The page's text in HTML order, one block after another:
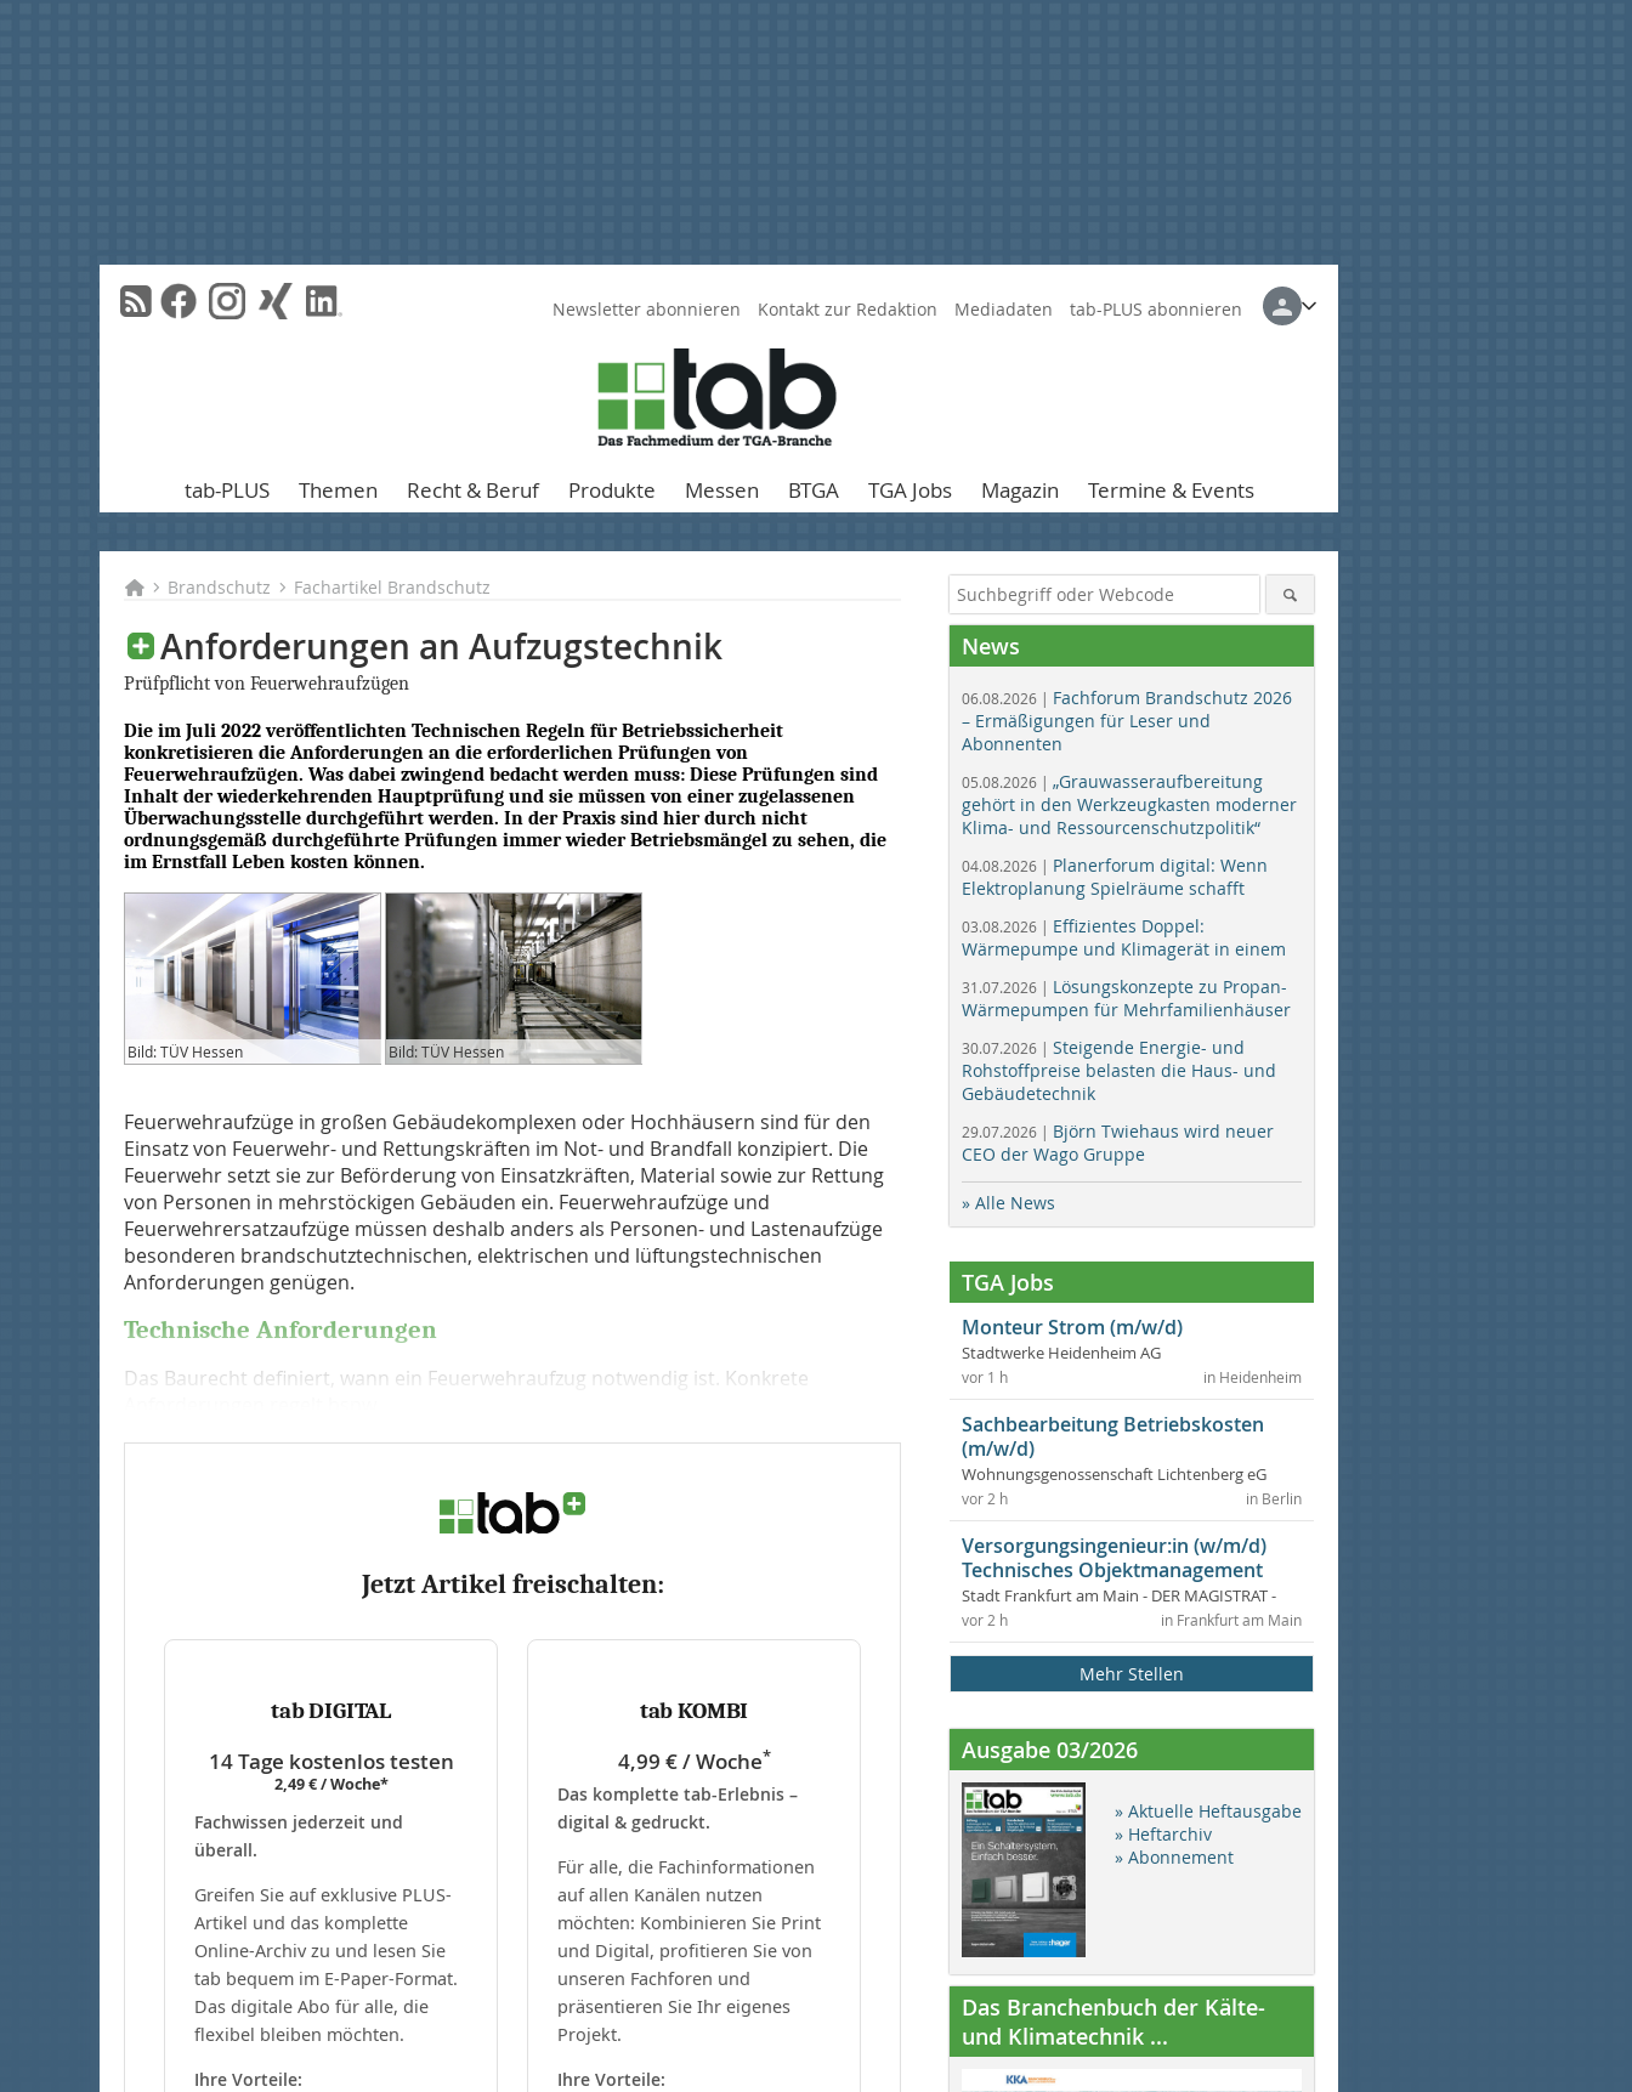
Newsletter abonnieren Kontakt zur Redaktion Mediadaten tab-PLUS abonnieren
tab-PLUS Themen Recht & Beruf Produkte Messen BTGA TGA Jobs Magazin Termine & Events
Brandschutz Fachartikel Brandschutz
Anforderungen an Aufzugstechnik
Prüfpflicht von Feuerwehraufzügen
Die im Juli 2022 veröffentlichten Technischen Regeln für Betriebssicherheit
konkretisieren die Anforderungen an die erforderlichen Prüfungen von
Feuerwehraufzügen. Was dabei zwingend bedacht werden muss: Diese Prüfungen sind
Inhalt der wiederkehrenden Hauptprüfung und sie müssen von einer zugelassenen
Überwachungsstelle durchgeführt werden. In der Praxis sind hier durch nicht
ordnungsgemäß durchgeführte Prüfungen immer wieder Betriebsmängel zu sehen, die
im Ernstfall Leben kosten können.
Bild: TÜV Hessen Bild: TÜV Hessen
Feuerwehraufzüge in großen Gebäudekomplexen oder Hochhäusern sind für den
Einsatz von Feuerwehr- und Rettungskräften im Not- und Brandfall konzipiert. Die
Feuerwehr setzt sie zur Beförderung von Einsatzkräften, Material sowie zur Rettung
von Personen in mehrstöckigen Gebäuden ein. Feuerwehraufzüge und
Feuerwehrersatzaufzüge müssen deshalb anders als Personen- und Lastenaufzüge
besonderen brandschutztechnischen, elektrischen und lüftungstechnischen
Anforderungen genügen.
Technische Anforderungen
Das Baurecht definiert, wann ein Feuerwehraufzug notwendig ist. Konkrete
Jetzt Artikel freischalten:
tab DIGITAL
14 Tage kostenlos testen
2,49 € / Woche*
Fachwissen jederzeit und
überall.
Greifen Sie auf exklusive PLUS-
Artikel und das komplette
Online-Archiv zu und lesen Sie
tab bequem im E-Paper-Format.
Das digitale Abo für alle, die
flexibel bleiben möchten.
Ihre Vorteile:
tab KOMBI
4,99 € / Woche*
Das komplette tab-Erlebnis –
digital & gedruckt.
Für alle, die Fachinformationen
auf allen Kanälen nutzen
möchten: Kombinieren Sie Print
und Digital, profitieren Sie von
unseren Fachforen und
präsentieren Sie Ihr eigenes
Projekt.
Ihre Vorteile:
News
06.08.2026 | Fachforum Brandschutz 2026
– Ermäßigungen für Leser und
Abonnenten
05.08.2026 | „Grauwasseraufbereitung
gehört in den Werkzeugkasten moderner
Klima- und Ressourcenschutzpolitik“
04.08.2026 | Planerforum digital: Wenn
Elektroplanung Spielräume schafft
03.08.2026 | Effizientes Doppel:
Wärmepumpe und Klimagerät in einem
31.07.2026 | Lösungskonzepte zu Propan-
Wärmepumpen für Mehrfamilienhäuser
30.07.2026 | Steigende Energie- und
Rohstoffpreise belasten die Haus- und
Gebäudetechnik
29.07.2026 | Björn Twiehaus wird neuer
CEO der Wago Gruppe
» Alle News
TGA Jobs
Monteur Strom (m/w/d)
Stadtwerke Heidenheim AG
in Heidenheim
vor 1 h
Sachbearbeitung Betriebskosten
(m/w/d)
Wohnungsgenossenschaft Lichtenberg eG
in Berlin
vor 2 h
Versorgungsingenieur:in (w/m/d)
Technisches Objektmanagement
Stadt Frankfurt am Main - DER MAGISTRAT -
in Frankfurt am Main
vor 2 h
Mehr Stellen
Ausgabe 03/2026
» Aktuelle Heftausgabe
» Heftarchiv
» Abonnement
Das Branchenbuch der Kälte-
und Klimatechnik ...